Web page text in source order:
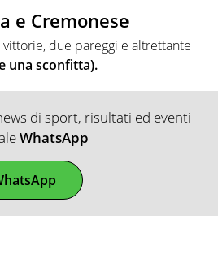
e Cremonese
due pareggi e altrettante
una sconfitta).
di sport, risultati ed eventi
WhatsApp